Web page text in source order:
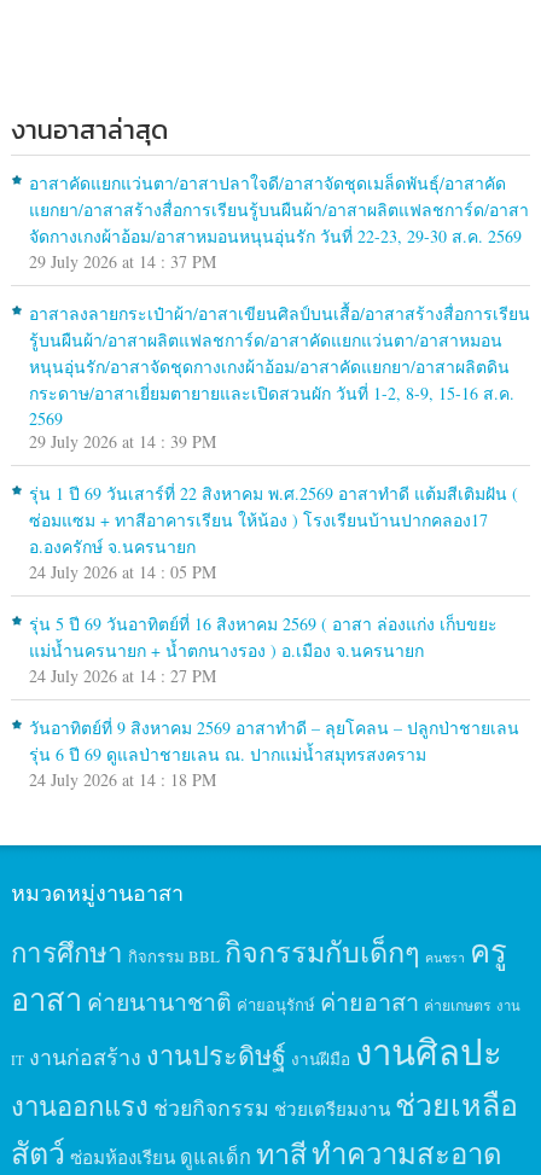
งานอาสาล่าสุด
อาสาคัดแยกแว่นตา/อาสาปลาใจดี/อาสาจัดชุดเมล็ดพันธุ์/อาสาคัด
แยกยา/อาสาสร้างสื่อการเรียนรู้บนผืนผ้า/อาสาผลิตแฟลชการ์ด/อาสา
จัดกางเกงผ้าอ้อม/อาสาหมอนหนุนอุ่นรัก วันที่ 22-23, 29-30 ส.ค. 2569
29 July 2026 at 14 : 37 PM
อาสาลงลายกระเป๋าผ้า/อาสาเขียนศิลป์บนเสื้อ/อาสาสร้างสื่อการเรียน
รู้บนผืนผ้า/อาสาผลิตแฟลชการ์ด/อาสาคัดแยกแว่นตา/อาสาหมอน
หนุนอุ่นรัก/อาสาจัดชุดกางเกงผ้าอ้อม/อาสาคัดแยกยา/อาสาผลิตดิน
กระดาษ/อาสาเยี่ยมตายายและเปิดสวนผัก วันที่ 1-2, 8-9, 15-16 ส.ค.
2569
29 July 2026 at 14 : 39 PM
รุ่น 1 ปี 69 วันเสาร์ที่ 22 สิงหาคม พ.ศ.2569 อาสาทำดี แต้มสีเติมฝัน (
ซ่อมแซม + ทาสีอาคารเรียน ให้น้อง ) โรงเรียนบ้านปากคลอง17
อ.องครักษ์ จ.นครนายก
24 July 2026 at 14 : 05 PM
รุ่น 5 ปี 69 วันอาทิตย์ที่ 16 สิงหาคม 2569 ( อาสา ล่องแก่ง เก็บขยะ
แม่น้ำนครนายก + น้ำตกนางรอง ) อ.เมือง จ.นครนายก
24 July 2026 at 14 : 27 PM
วันอาทิตย์ที่ 9 สิงหาคม 2569 อาสาทำดี – ลุยโคลน – ปลูกป่าชายเลน
รุ่น 6 ปี 69 ดูแลป่าชายเลน ณ. ปากแม่น้ำสมุทรสงคราม
24 July 2026 at 14 : 18 PM
หมวดหมู่งานอาสา
การศึกษา กิจกรรม BBL กิจกรรมกับเด็กๆ คนชรา ครู
อาสา ค่ายนานาชาติ ค่ายอนุรักษ์ ค่ายอาสา ค่ายเกษตร งาน
IT งานก่อสร้าง งานประดิษฐ์ งานฝีมือ งานศิลปะ
งานออกแรง ช่วยกิจกรรม ช่วยเตรียมงาน ช่วยเหลือ
สัตว์ ซ่อมห้องเรียน ดูแลเด็ก ทาสีทำความสะอาด